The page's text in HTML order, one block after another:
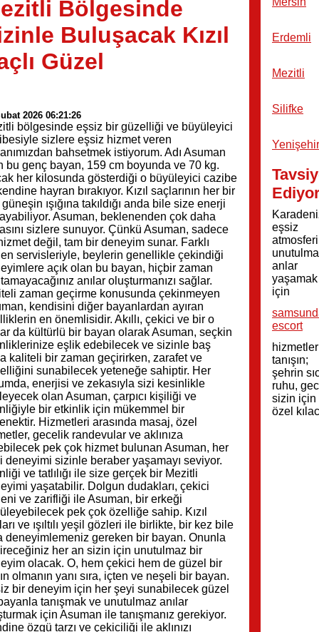
Bölgesinde
Buluşacak Kızıl
Güzel
2026 06:21:26
bölgesinde eşsiz bir güzelliği ve büyüleyici
sizlere eşsiz hizmet veren
bahsetmek istiyorum. Adı Asuman
bu genç bayan, 159 cm boyunda ve 70 kg.
her kilosunda gösterdiği o büyüleyici cazibe
hayran bırakıyor. Kızıl saçlarının her bir
ışığına takıldığı anda bile size enerji
Asuman, beklenenden çok daha
sizlere sunuyor. Çünkü Asuman, sadece
değil, tam bir deneyim sunar. Farklı
servisleriyle, beylerin genellikle çekindiği
açık olan bu bayan, hiçbir zaman
anılar oluşturmanızı sağlar.
zaman geçirme konusunda çekinmeyen
kendisini diğer bayanlardan ayıran
en önemlisidir. Akıllı, çekici ve bir o
da kültürlü bir bayan olarak Asuman, seçkin
eşlik edebilecek ve sizinle baş
kaliteli bir zaman geçirirken, zarafet ve
sunabilecek yeteneğe sahiptir. Her
enerjisi ve zekasıyla sizi kesinlikle
olan Asuman, çarpıcı kişiliği ve
bir etkinlik için mükemmel bir
Hizmetleri arasında masaj, özel
gecelik randevular ve aklınıza
pek çok hizmet bulunan Asuman, her
deneyimi sizinle beraber yaşamayı seviyor.
ve tatlılığı ile size gerçek bir Mezitli
yaşatabilir. Dolgun dudakları, çekici
ve zarifliği ile Asuman, bir erkeği
pek çok özelliğe sahip. Kızıl
ve ışıltılı yeşil gözleri ile birlikte, bir kez bile
deneyimlemeniz gereken bir bayan. Onunla
her an sizin için unutulmaz bir
olacak. O, hem çekici hem de güzel bir
olmanın yanı sıra, içten ve neşeli bir bayan.
bir deneyim için her şeyi sunabilecek güzel
tanışmak ve unutulmaz anılar
için Asuman ile tanışmanız gerekiyor.
özgü tarzı ve çekiciliği ile aklınızı
Erdemli
Mezitli
Silifke
Yenişehir
eşsiz
anlar
yaşamak
için
escort
tanışın;
şehrin
ruhu,
sizin için
özel